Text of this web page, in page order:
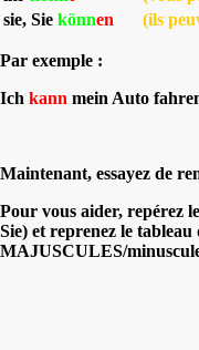
sie, Sie können (ils
Par exemple :
Ich kann mein Auto
Maintenant, essayez de
Pour vous aider, repérez
Sie) et reprenez le
MAJUSCULES/